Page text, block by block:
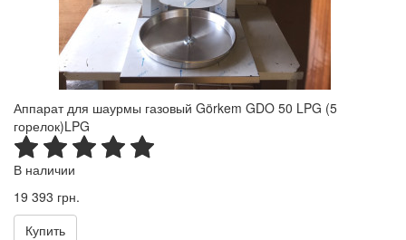
Аппарат для шаурмы газовый Görkem GDO 50 LPG (5
горелок)LPG
В наличии
19 393 грн.
Купить